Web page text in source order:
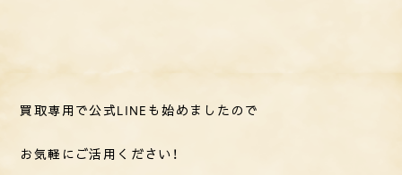
買取専用で公式LINEも始めましたので
お気軽にご活用ください！